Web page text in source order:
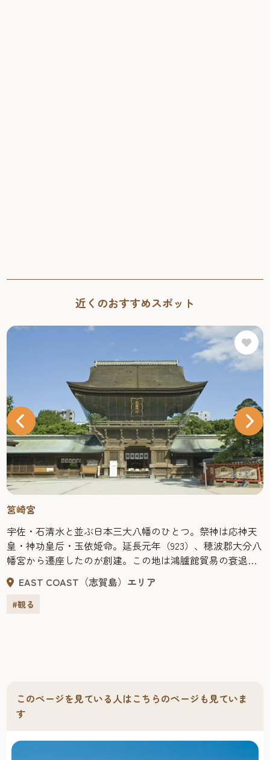
近くのおすすめスポット
筥崎宮
宇佐・石清水と並ぶ日本三大八幡のひとつ。祭神は応神天
皇・神功皇后・玉依姫命。延長元年（923）、穂波郡大分八
幡宮から遷座したのが創建。この地は鴻臚館貿易の衰退し
た12世紀から対外交易の基地として賑い、その後も元冦の
戦場など多彩な歴史に彩られている。本殿、拝殿、楼門、
一ノ鳥居、石燈籠など多くの国指定重要文化財が存在す
EAST COAST（志賀島）エリア
#観る
このページを見ている人はこちらのページも見ていま
す